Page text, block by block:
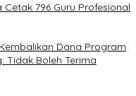
796 Guru Profesional
Dana Program
Tidak Boleh Terima